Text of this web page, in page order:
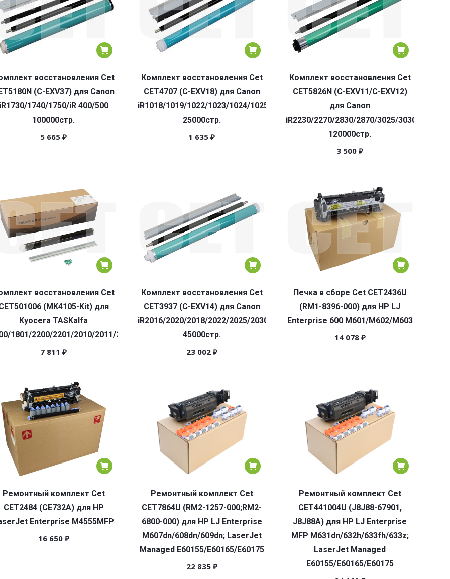
восстановления Cet
(C-EXV37) для Canon
1740/1750/iR 400/500
100000стр.
5 665 ₽
Комплект восстановления Cet
CET4707 (C-EXV18) для Canon
iR1018/1019/1022/1023/1024/1025
25000стр.
1 635 ₽
Комплект восстановления Cet
CET5826N (C-EXV11/C-EXV12)
для Canon
iR2230/2270/2830/2870/3025/3030/3225
120000стр.
3 500 ₽
восстановления Cet
(MK4105-Kit) для
Kyocera TASKalfa
1801/2200/2201/2010/2011/2210/2211
7 811 ₽
Комплект восстановления Cet
CET3937 (C-EXV14) для Canon
iR2016/2020/2018/2022/2025/2030
45000стр.
23 002 ₽
Печка в сборе Cet CET2436U
(RM1-8396-000) для HP LJ
Enterprise 600 M601/M602/M603
14 078 ₽
Ремонтный комплект Cet
CET2484 (CE732A) для HP
Enterprise M4555MFP
16 650 ₽
Ремонтный комплект Cet
CET7864U (RM2-1257-000;RM2-
6800-000) для HP LJ Enterprise
M607dn/608dn/609dn; LaserJet
Managed E60155/E60165/E60175
22 835 ₽
Ремонтный комплект Cet
CET441004U (J8J88-67901,
J8J88A) для HP LJ Enterprise
MFP M631dn/632h/633fh/633z;
LaserJet Managed
E60155/E60165/E60175